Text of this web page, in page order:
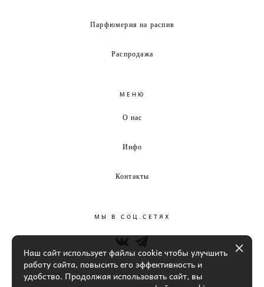
Парфюмерия на распив
Распродажа
МЕНЮ
О нас
Инфо
Контакты
МЫ В СОЦ.СЕТЯХ
Наш сайт использует файлы cookie чтобы улучшить
работу сайта, повысить его эффективность и
удобство. Продолжая использовать сайт, вы